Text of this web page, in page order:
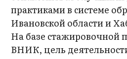
практиками в системе
Ивановской области и
На базе стажировочной
ВНИК, цель